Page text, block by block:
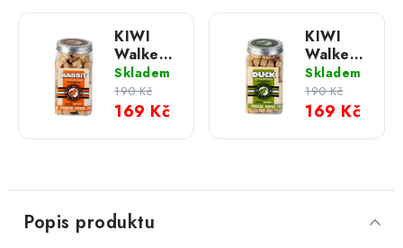
KIWI
Walker -
Mrazem
sušené
pamlsky;
75 g
Skladem
169 Kč
190 Kč
KIWI
Walker -
Mrazem
sušené
pamlsky;
80 g
Skladem
169 Kč
190 Kč
Popis produktu